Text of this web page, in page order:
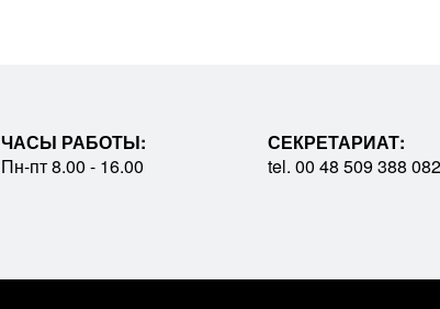
ЧАСЫ РАБОТЫ:
Пн-пт 8.00 - 16.00
СЕКРЕТАРИАТ:
tel. 00 48 509 388 082